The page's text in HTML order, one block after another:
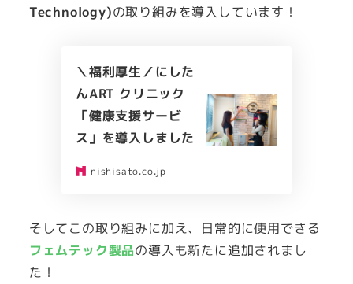
Technology)の取り組みを導入しています！
＼福利厚生／にした
んART クリニック
「健康支援サービ
ス」を導入しました
nishisato.co.jp
そしてこの取り組みに加え、日常的に使用できる
フェムテック製品の導入も新たに追加されまし
た！